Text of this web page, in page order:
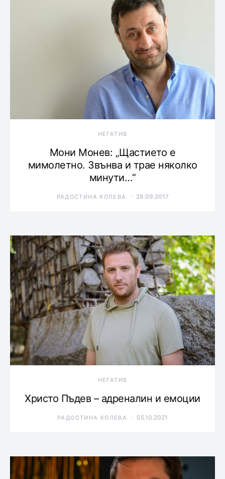
НЕГАТИВ
Мони Монев: „Щастието е
мимолетно. Звънва и трае няколко
минути…“
РАДОСТИНА КОЛЕВА 28.09.2017
НЕГАТИВ
Христо Пъдев – адреналин и емоции
РАДОСТИНА КОЛЕВА 05.10.2021